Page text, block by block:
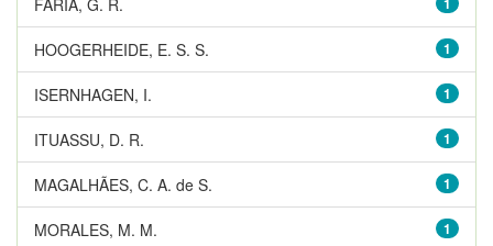
1
HOOGERHEIDE, E. S. S.
1
ISERNHAGEN, I.
1
ITUASSU, D. R.
1
MAGALHÃES, C. A. de S.
1
MORALES, M. M.